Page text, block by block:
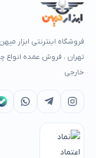
فروشگاه اینترنتی ابزار
تهران ، فروش عمده انواع
خارجی